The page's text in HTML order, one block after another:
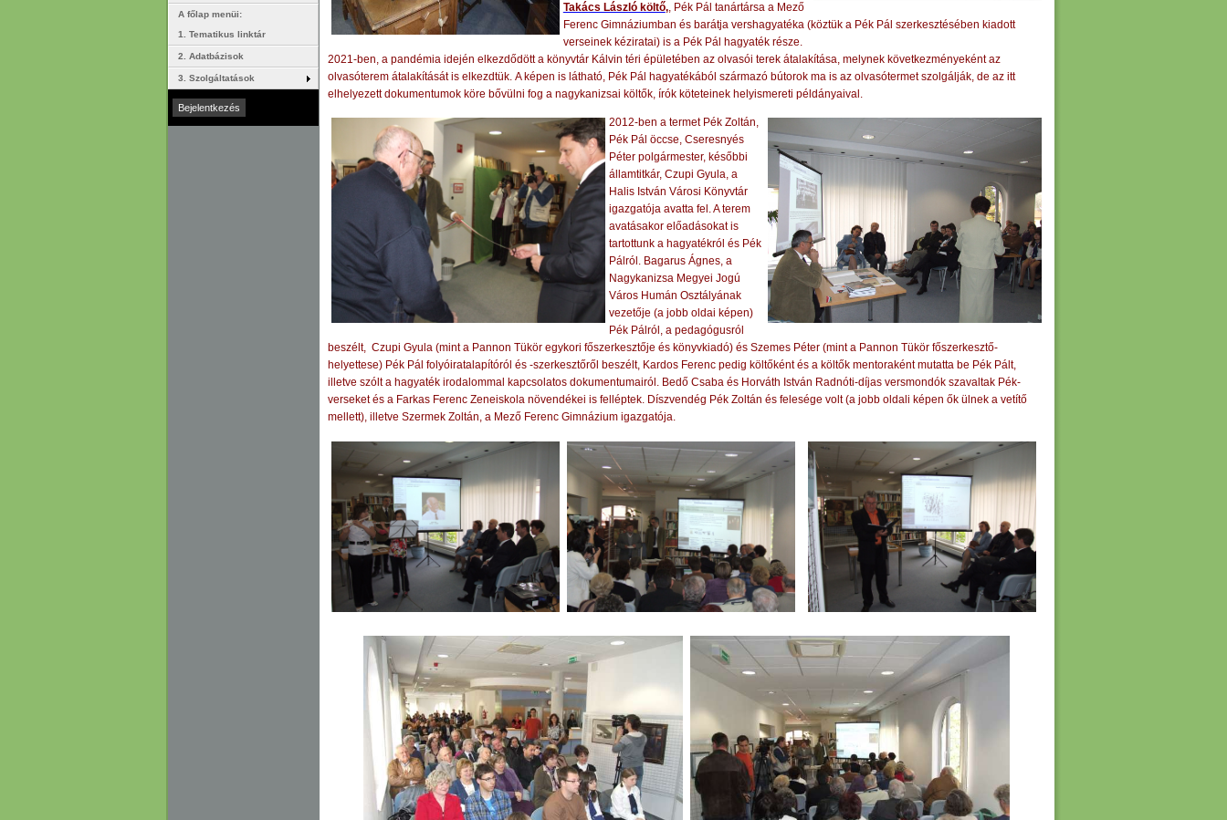
Takács László költő,, Pék Pál tanártársa a Mező
Ferenc Gimnáziumban és barátja vershagyatéka (köztük a Pék Pál szerkesztésében kiadott
verseinek kéziratai) is a Pék Pál hagyaték része.
2021-ben, a pandémia idején elkezdődött a könyvtár Kálvin téri épületében az olvasói terek átalakítása, melynek következményeként az
olvasóterem átalakítását is elkezdtük. A képen is látható, Pék Pál hagyatékából származó bútorok ma is az olvasótermet szolgálják, de az itt
elhelyezett dokumentumok köre bővülni fog a nagykanizsai költők, írók köteteinek helyismereti példányaival.
2012-ben a termet Pék Zoltán,
Pék Pál öccse, Cseresnyés
Péter polgármester, későbbi
államtitkár, Czupi Gyula, a
Halis István Városi Könyvtár
igazgatója avatta fel. A terem
avatásakor előadásokat is
tartottunk a hagyatékról és Pék
Pálról. Bagarus Ágnes, a
Nagykanizsa Megyei Jogú
Város Humán Osztályának
vezetője (a jobb oldai képen)
Pék Pálról, a pedagógusról
beszélt, Czupi Gyula (mint a Pannon Tükör egykori főszerkesztője és könyvkiadó) és Szemes Péter (mint a Pannon Tükör főszerkesztő-
helyettese) Pék Pál folyóiratalapítóról és -szerkesztőről beszélt, Kardos Ferenc pedig költőként és a költők mentoraként mutatta be Pék Pált,
illetve szólt a hagyaték irodalommal kapcsolatos dokumentumairól. Bedő Csaba és Horváth István Radnóti-díjas versmondók szavaltak Pék-
verseket és a Farkas Ferenc Zeneiskola növendékei is felléptek. Díszvendég Pék Zoltán és felesége volt (a jobb oldali képen ők ülnek a vetítő
mellett), illetve Szermek Zoltán, a Mező Ferenc Gimnázium igazgatója.
A főlap menüi:
1. Tematikus linktár
2. Adatbázisok
3. Szolgáltatások